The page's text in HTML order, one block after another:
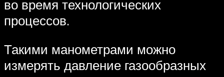
во время технологических
процессов.
Такими манометрами можно
измерять давление газообразных